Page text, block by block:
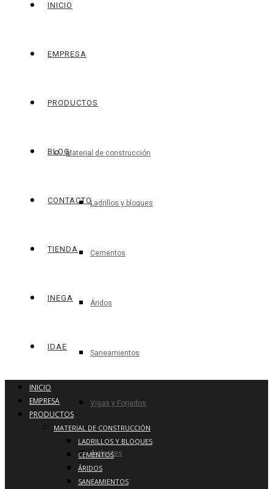
INICIO
EMPRESA
PRODUCTOS
Material de construcción
Ladrillos y bloques
Cementos
Áridos
Saneamientos
Vigas y Forjados
Aislantes
BLOG
CONTACTO
TIENDA
INEGA
IDAE
INICIO
EMPRESA
PRODUCTOS
MATERIAL DE CONSTRUCCIÓN
LADRILLOS Y BLOQUES
CEMENTOS
ÁRIDOS
SANEAMIENTOS